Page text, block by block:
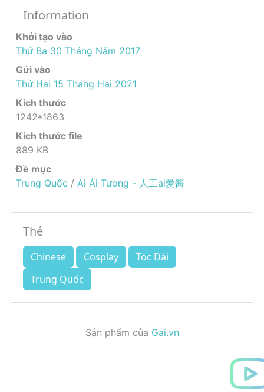
Information
Khởi tạo vào
Thứ Ba 30 Tháng Năm 2017
Gửi vào
Thứ Hai 15 Tháng Hai 2021
Kích thước
1242*1863
Kích thước file
889 KB
Đề mục
Trung Quốc / Ai Ái Tương - 人工ai爱酱
Thẻ
Chinese Cosplay
Tóc Dài
Trung Quốc
Sản phẩm của Gai.vn